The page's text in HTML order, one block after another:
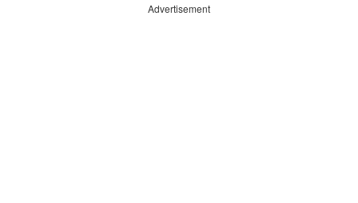
Advertisement